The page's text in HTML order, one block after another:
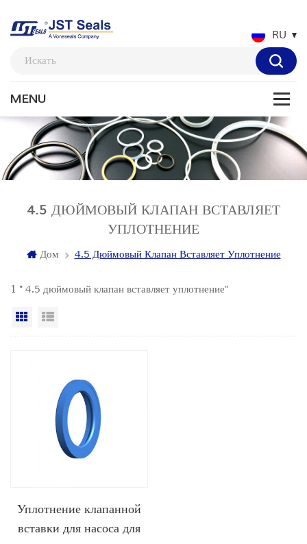
RU
4.5 ДЮЙМОВЫЙ КЛАПАН ВСТАВЛЯЕТ
УПЛОТНЕНИЕ
Дом 4.5 Дюймовый Клапан Вставляет Уплотнение
1 " 4.5 дюймовый клапан вставляет уплотнение"
Вид сетки
Уплотнение клапанной
вставки для насоса для